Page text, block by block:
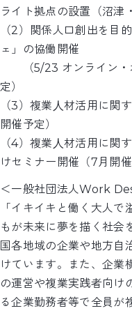
ライト拠点の設置（沼津
（2）関係人口創出を目
ェ」の協働開催
（5/23 オンライン・
定）
（3）複業⼈材活用に関
開催予定）
（4）複業⼈材活用に関
けセミナー開催（7月開催
＜一般社団法人Work
「イキイキと働く大人
もが未来に夢を描く社会
国各地域の企業や地方自
けています。また、企業
の運営や複業実践者向け
る企業勤務者等で全員が